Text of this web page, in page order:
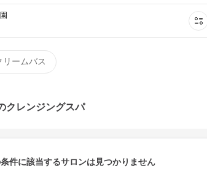
リームバス
クレンジングスパ
件に該当するサロンは見つかりません